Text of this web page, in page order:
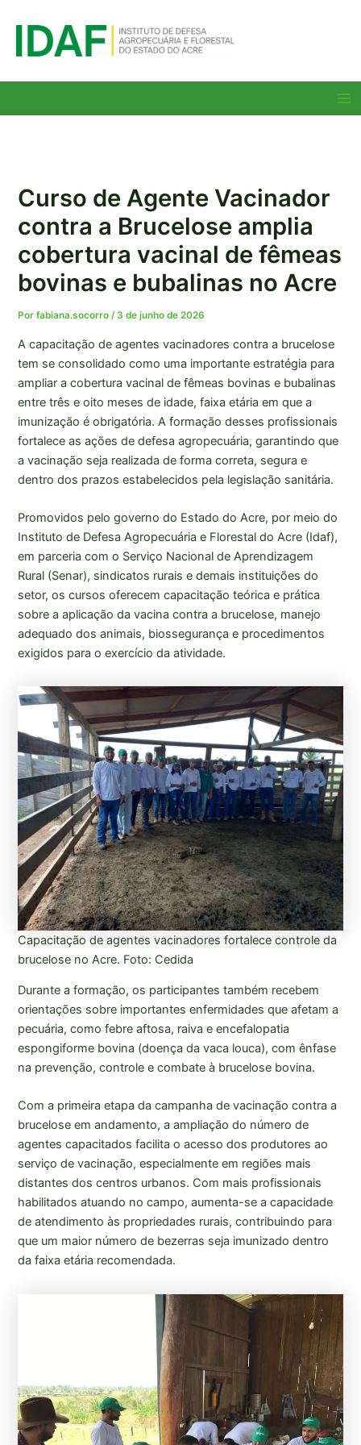
para
Curso de Agente Vacinador
contra a Brucelose amplia
cobertura vacinal de fêmeas
bovinas e bubalinas no Acre
Porfabiana.socorro/ 3 de junho de 2026
A capacitação de agentes vacinadores contra a brucelose
tem se consolidado como uma importante estratégia para
ampliar a cobertura vacinal de fêmeas bovinas e bubalinas
entre três e oito meses de idade, faixa etária em que a
imunização é obrigatória. A formação desses profissionais
fortalece as ações de defesa agropecuária, garantindo que
a vacinação seja realizada de forma correta, segura e
dentro dos prazos estabelecidos pela legislação sanitária.
Promovidos pelo governo do Estado do Acre, por meio do
Instituto de Defesa Agropecuária e Florestal do Acre (Idaf),
em parceria com o Serviço Nacional de Aprendizagem
Rural (Senar), sindicatos rurais e demais instituições do
setor, os cursos oferecem capacitação teórica e prática
sobre a aplicação da vacina contra a brucelose, manejo
adequado dos animais, biossegurança e procedimentos
exigidos para o exercício da atividade.
Capacitação de agentes vacinadores fortalece controle da
brucelose no Acre. Foto: Cedida
Durante a formação, os participantes também recebem
orientações sobre importantes enfermidades que afetam a
pecuária, como febre aftosa, raiva e encefalopatia
espongiforme bovina (doença da vaca louca), com ênfase
na prevenção, controle e combate à brucelose bovina.
Com a primeira etapa da campanha de vacinação contra a
brucelose em andamento, a ampliação do número de
agentes capacitados facilita o acesso dos produtores ao
serviço de vacinação, especialmente em regiões mais
distantes dos centros urbanos. Com mais profissionais
habilitados atuando no campo, aumenta-se a capacidade
de atendimento às propriedades rurais, contribuindo para
que um maior número de bezerras seja imunizado dentro
da faixa etária recomendada.